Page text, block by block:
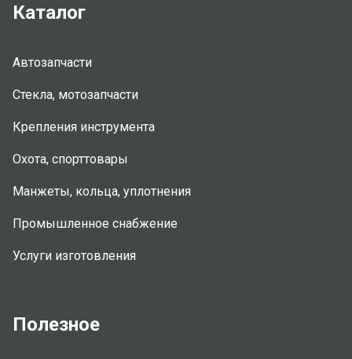
Каталог
Автозапчасти
Стекла, мотозапчасти
Крепления инструмента
Охота, спорттовары
Манжеты, кольца, уплотнения
Промышленное снабжение
Услуги изготовления
Полезное